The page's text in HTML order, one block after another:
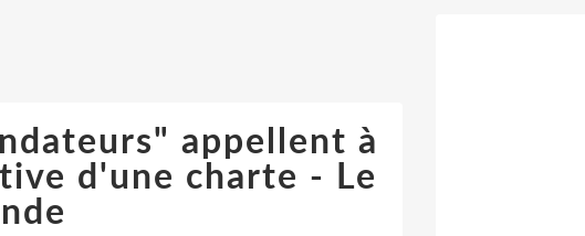
appellent à
d'une charte - Le